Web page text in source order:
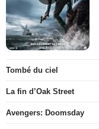
Tombé du ciel
La fin d’Oak Street
Avengers: Doomsday